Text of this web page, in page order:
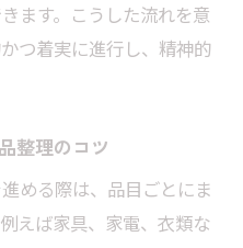
ます。こうした流れを意
つ着実に進行し、精神的
整理のコツ
める際は、品目ごとにま
えば家具、家電、衣類な